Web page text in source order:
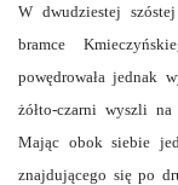
W dwudziestej
bramce
powędrowała jednak
żółto-czarni wyszli na
Mając obok siebie
znajdującego się po